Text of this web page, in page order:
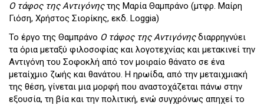
Ο τάφος της Αντιγόνηςτης Μαρία Θαμπράνο (μτφρ. Μαίρη
Γιόση, Χρήστος Σιορίκης, εκδ. Loggia)
Το έργο της Θαμπράνο Ο τάφος της Αντιγόνηςδιαρρηγνύει
τα όρια μεταξύ φιλοσοφίας και λογοτεχνίας και μετακινεί την
Αντιγόνη του Σοφοκλή από τον μοιραίο θάνατο σε ένα
μεταίχμιο ζωής και θανάτου. Η ηρωίδα, από την μεταιχμιακή
της θέση, γίνεται μια μορφή που αναστοχάζεται πάνω στην
εξουσία, τη βία και την πολιτική, ενώ συγχρόνως απηχεί το